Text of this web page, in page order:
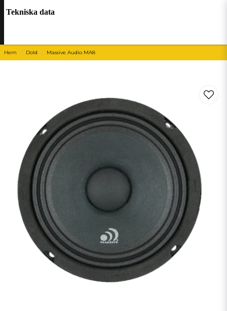
Hem Dold Massive Audio MA8
Tekniska data